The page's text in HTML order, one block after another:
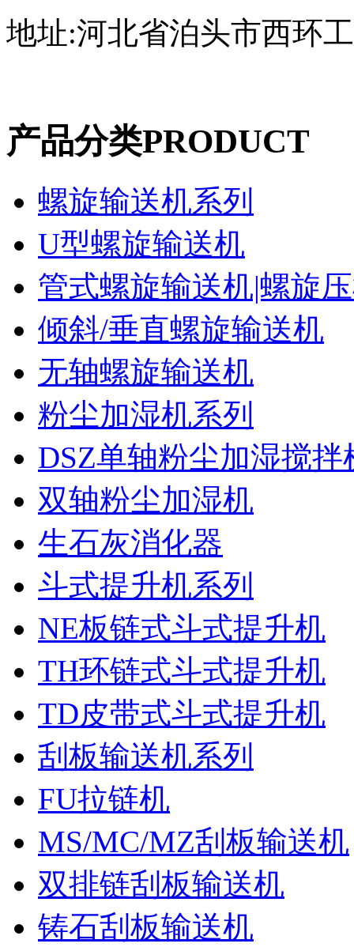
地址:河北省泊头市西环
产品分类PRODUCT
螺旋输送机系列
U型螺旋输送机
管式螺旋输送机|螺旋
倾斜/垂直螺旋输送机
无轴螺旋输送机
粉尘加湿机系列
DSZ单轴粉尘加湿搅拌
双轴粉尘加湿机
生石灰消化器
斗式提升机系列
NE板链式斗式提升机
TH环链式斗式提升机
TD皮带式斗式提升机
刮板输送机系列
FU拉链机
MS/MC/MZ刮板输送机
双排链刮板输送机
铸石刮板输送机